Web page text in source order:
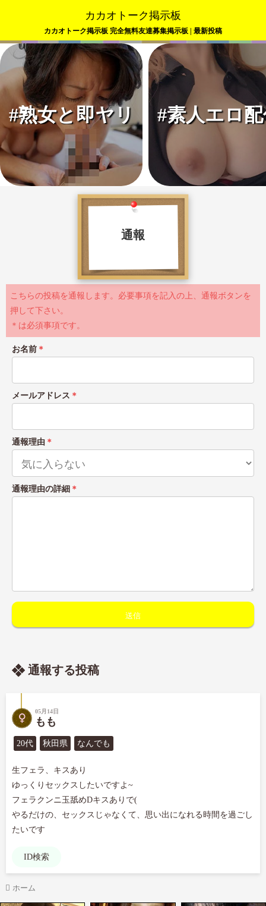
カカオトーク掲示板
カカオトーク掲示板 完全無料友達募集掲示板 | 最新投稿
#熟女と即ヤリ #素人エロ
通報
こちらの投稿を通報します。必要事項を記入の上、通報ボタンを
押して下さい。
＊は必須事項です。
お名前 ＊
メールアドレス ＊
通報理由 ＊
通報理由の詳細 ＊
通報する投稿
05月14日
もも
20代 秋田県 なんでも
生フェラ、キスあり
ゆっくりセックスしたいですよ~
フェラクンニ玉舐めDキスありで(
やるだけの、セックスじゃなくて、思い出になれる時間を過ごし
たいです
ID検索
ホーム